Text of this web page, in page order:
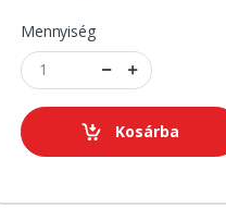
Mennyiség
Kosárba